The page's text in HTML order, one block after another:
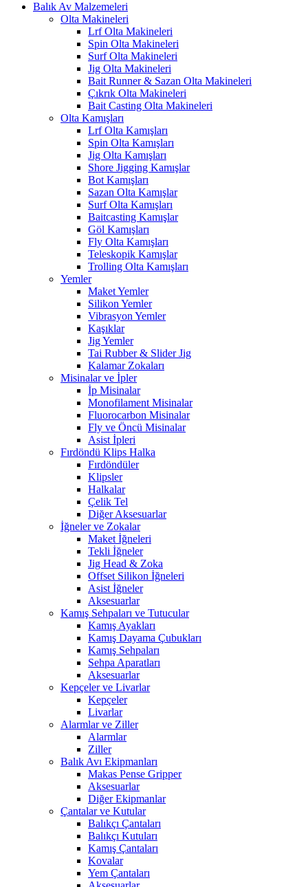
Balık Av Malzemeleri
Olta Makineleri
Lrf Olta Makineleri
Spin Olta Makineleri
Surf Olta Makineleri
Jig Olta Makineleri
Bait Runner & Sazan Olta Makineleri
Çıkrık Olta Makineleri
Bait Casting Olta Makineleri
Olta Kamışları
Lrf Olta Kamışları
Spin Olta Kamışları
Jig Olta Kamışları
Shore Jigging Kamışlar
Bot Kamışları
Sazan Olta Kamışlar
Surf Olta Kamışları
Baitcasting Kamışlar
Göl Kamışları
Fly Olta Kamışları
Teleskopik Kamışlar
Trolling Olta Kamışları
Yemler
Maket Yemler
Silikon Yemler
Vibrasyon Yemler
Kaşıklar
Jig Yemler
Tai Rubber & Slider Jig
Kalamar Zokaları
Misinalar ve İpler
İp Misinalar
Monofilament Misinalar
Fluorocarbon Misinalar
Fly ve Öncü Misinalar
Asist İpleri
Fırdöndü Klips Halka
Fırdöndüler
Klipsler
Halkalar
Çelik Tel
Diğer Aksesuarlar
İğneler ve Zokalar
Maket İğneleri
Tekli İğneler
Jig Head & Zoka
Offset Silikon İğneleri
Asist İğneler
Aksesuarlar
Kamış Sehpaları ve Tutucular
Kamış Ayakları
Kamış Dayama Çubukları
Kamış Sehpaları
Sehpa Aparatları
Aksesuarlar
Kepçeler ve Livarlar
Kepçeler
Livarlar
Alarmlar ve Ziller
Alarmlar
Ziller
Balık Avı Ekipmanları
Makas Pense Gripper
Aksesuarlar
Diğer Ekipmanlar
Çantalar ve Kutular
Balıkçı Çantaları
Balıkçı Kutuları
Kamış Çantaları
Kovalar
Yem Çantaları